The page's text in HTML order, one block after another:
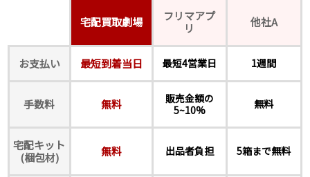
宅配買取劇場
フリマアプ
リ
他社A
お支払い 最短到着当日 最短4営業日 1週間
手数料 無料
販売金額の
5~10%
無料
宅配キット
(梱包材)
無料 出品者負担 5箱まで無料